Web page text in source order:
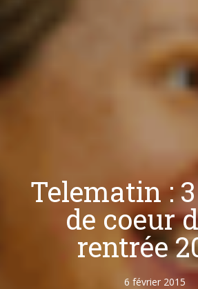
Telematin :
de coeur
rentrée
6 février 2015